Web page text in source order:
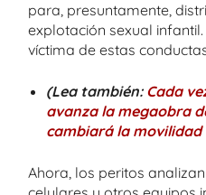
para, presuntamente,
explotación sexual
víctima de estas
(Lea también: Cada
avanza la megaobra
cambiará la movilidad
Ahora, los peritos